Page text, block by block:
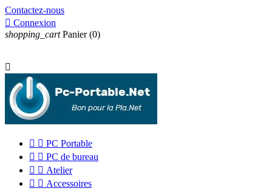
Contactez-nous
 Connexion
shopping_cart Panier (0)

  PC Portable
  PC de bureau
  Atelier
  Accessoires